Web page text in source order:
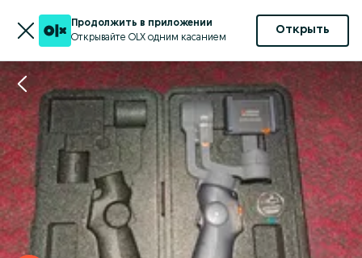
Продолжить в приложении
Открывайте OLX одним касанием
Открыть